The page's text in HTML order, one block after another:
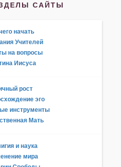
САЙТЫ
начать
Учителей
на вопросы
Иисуса
рост
эго
инструменты
Мать
и наука
мира